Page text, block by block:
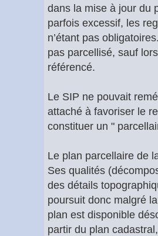
dans la mise à jour du
parfois excessif, les
n’étant pas
pas parcellisé, sauf
référencé.
Le SIP ne pouvait
attaché à favoriser le
constituer un "
Le plan parcellaire de
Ses qualités
des détails
poursuit donc malgré
plan est disponible
partir du plan